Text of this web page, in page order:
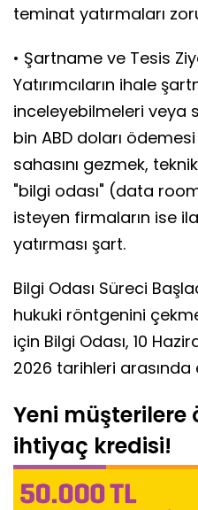
teminat yatırmaları
• Şartname ve Tesis
Yatırımcıların ihale
inceleyebilmeleri veya
bin ABD doları
sahasını gezmek,
"bilgi odası" (data
isteyen firmaların ise
yatırması şart.
Bilgi Odası Süreci
hukuki röntgenini
için Bilgi Odası, 10
2026 tarihleri arasında
Yeni müşterilere
ihtiyaç kredisi!